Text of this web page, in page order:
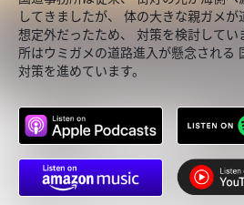
してきましたが、 体の大きな親ガメ
想定外だったため、 対策を検討して
所はウミガメの道路進入が懸念される
対策を進めています。